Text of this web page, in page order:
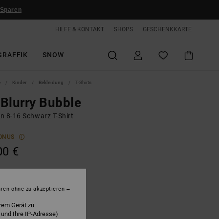
HILFE & KONTAKT SHOPS GESCHENKKARTE
SNOW
Kinder Bekleidung T-Shirts
Blurry Bubble
8-16 Schwarz T-Shirt
€
Gerät zu
Ihre IP-Adresse)
ohne zu akzeptieren